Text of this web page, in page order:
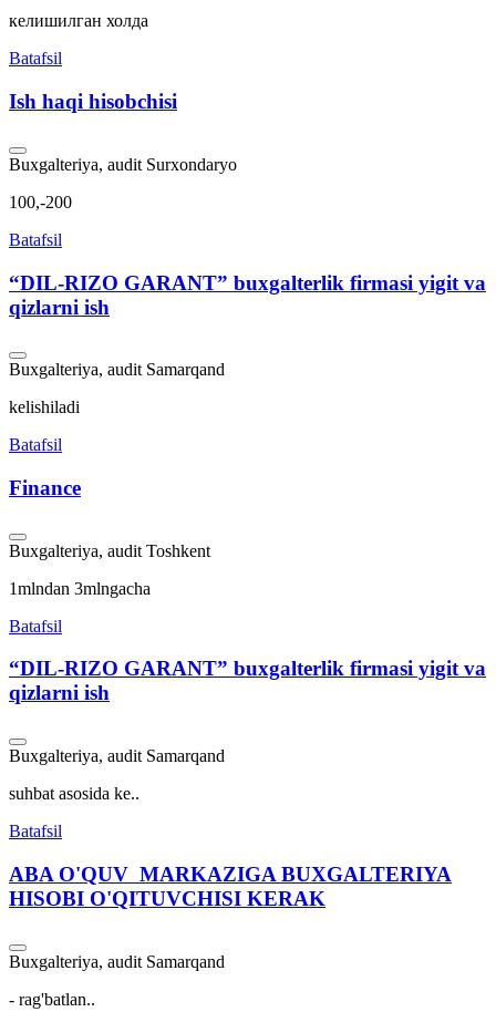
келишилган холда
Batafsil
Ish haqi hisobchisi
Buxgalteriya, audit Surxondaryo
100,-200
Batafsil
“DIL-RIZO GARANT” buxgalterlik firmasi yigit va
qizlarni ish
Buxgalteriya, audit Samarqand
kelishiladi
Batafsil
Finance
Buxgalteriya, audit Toshkent
1mlndan 3mlngacha
Batafsil
“DIL-RIZO GARANT” buxgalterlik firmasi yigit va
qizlarni ish
Buxgalteriya, audit Samarqand
suhbat asosida ke..
Batafsil
ABA O'QUV MARKAZIGA BUXGALTERIYA
HISOBI O'QITUVCHISI KERAK
Buxgalteriya, audit Samarqand
- rag'batlan..